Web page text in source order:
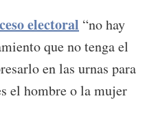
electoral “no hay
que no tenga el
en las urnas para
el hombre o la mujer